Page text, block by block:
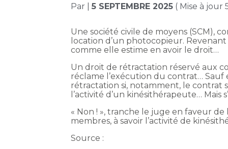
Par |5 SEPTEMBRE 2025 ( Mise à jour
Une société civile de moyens (SCM),
location d’un photocopieur.
comme elle estime en avoir le droit…
Un droit de rétractation réservé aux
réclame l’exécution du contrat… Sauf
rétractation si, notamment, le contrat
l’activité d’un kinésithérapeute…
« Non ! », tranche le juge en faveur
membres, à savoir l’activité de
Source :